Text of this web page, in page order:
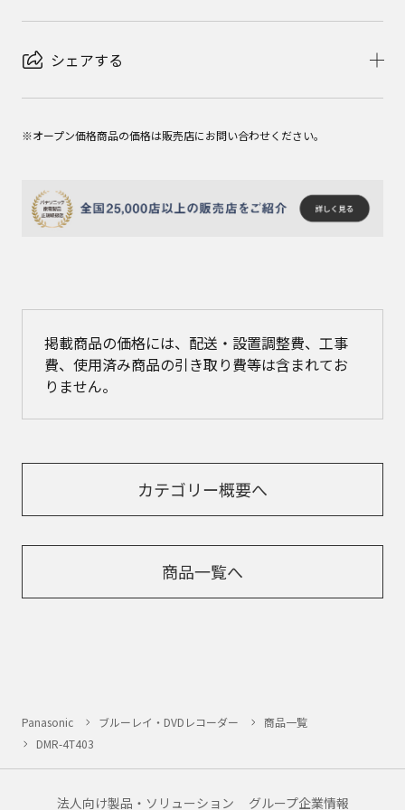
シェアする
※オープン価格商品の価格は販売店にお問い合わせください。
掲載商品の価格には、配送・設置調整費、工事
費、使用済み商品の引き取り費等は含まれてお
りません。
カテゴリー概要へ
商品一覧へ
Panasonic ブルーレイ・DVDレコーダー
商品一覧
DMR-4T403
法人向け製品・ソリューション グループ企業情報